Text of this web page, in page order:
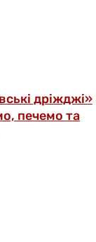
дріжджі»
печемо та